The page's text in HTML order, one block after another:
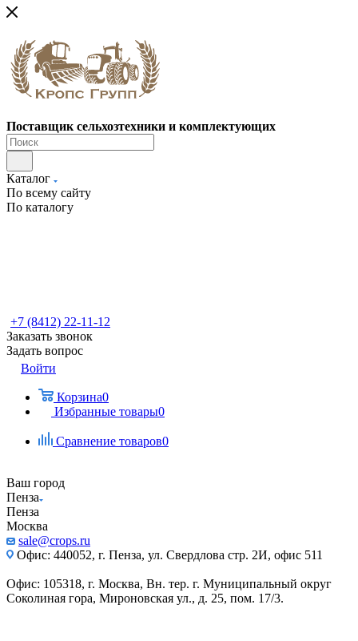
Поставщик сельхозтехники и комплектующих
Каталог
По всему сайту
По каталогу
+7 (8412) 22-11-12
Заказать звонок
Задать вопрос
Войти
Корзина0
Избранные товары0
Сравнение товаров0
Ваш город
Пенза
Пенза
Москва
sale@crops.ru
Офис: 440052, г. Пенза, ул. Свердлова стр. 2И, офис 511
Офис: 105318, г. Москва, Вн. тер. г. Муниципальный округ
Соколиная гора, Мироновская ул., д. 25, пом. 17/3.